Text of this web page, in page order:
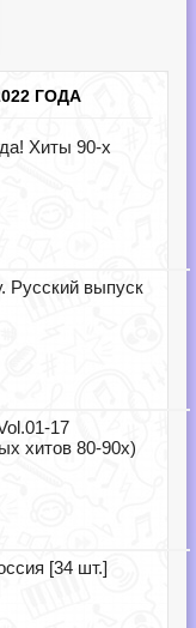
ГОДА
Хиты 90-х
Русский выпуск
17
хитов 80-90х)
[34 шт.]